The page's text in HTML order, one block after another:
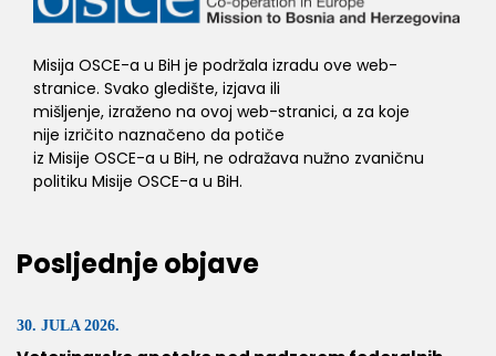
Misija OSCE-a u BiH je podržala izradu ove web-
stranice. Svako gledište, izjava ili
mišljenje, izraženo na ovoj web-stranici, a za koje
nije izričito naznačeno da potiče
iz Misije OSCE-a u BiH, ne odražava nužno zvaničnu
politiku Misije OSCE-a u BiH.
Posljednje objave
30. JULA 2026.